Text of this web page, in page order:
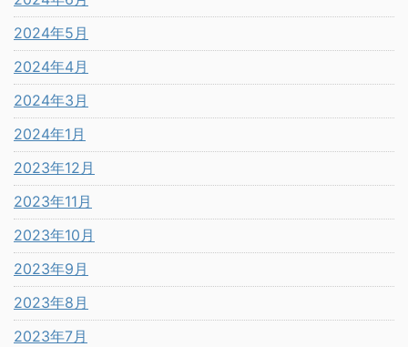
2024年5月
2024年4月
2024年3月
2024年1月
2023年12月
2023年11月
2023年10月
2023年9月
2023年8月
2023年7月